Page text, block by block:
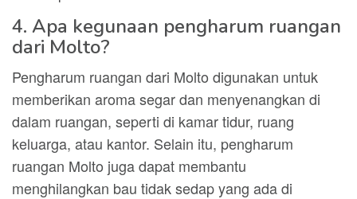
4. Apa kegunaan pengharum ruangan
dari Molto?
Pengharum ruangan dari Molto digunakan untuk
memberikan aroma segar dan menyenangkan di
dalam ruangan, seperti di kamar tidur, ruang
keluarga, atau kantor. Selain itu, pengharum
ruangan Molto juga dapat membantu
menghilangkan bau tidak sedap yang ada di